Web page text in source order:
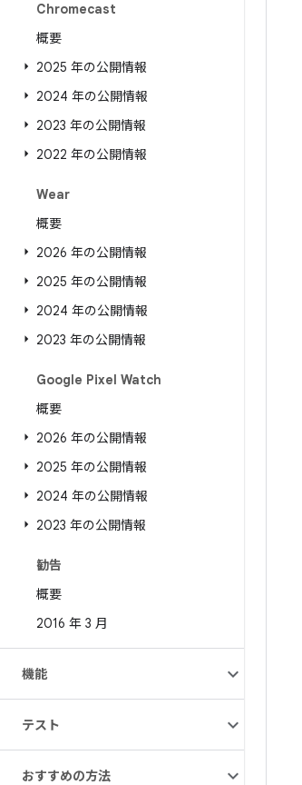
Chromecast
概要
2025 年の公開情報
2024 年の公開情報
2023 年の公開情報
2022 年の公開情報
Wear
概要
2026 年の公開情報
2025 年の公開情報
2024 年の公開情報
2023 年の公開情報
Google Pixel Watch
概要
2026 年の公開情報
2025 年の公開情報
2024 年の公開情報
2023 年の公開情報
勧告
概要
2016 年 3 月
機能
テスト
おすすめの方法